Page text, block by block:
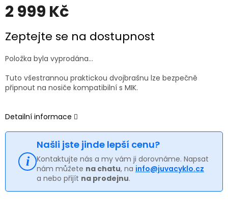
2 999 Kč
cena:
Zeptejte se na dostupnost
Položka byla vyprodána…
Tuto všestrannou praktickou dvojbrašnu lze bezpečně
připnout na nosiče kompatibilní s MIK.
Detailní informace
Našli jste jinde lepší cenu?
Kontaktujte nás a my vám ji dorovnáme. Napsat
nám můžete na chatu, na info@juvacyklo.cz
a nebo přijít na prodejnu.